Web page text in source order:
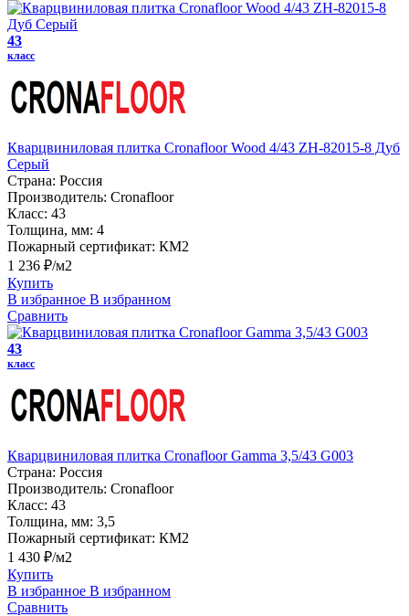
43
класс
Кварцвиниловая плитка Cronafloor Wood 4/43 ZH-82015-8 Дуб
Серый
Страна: Россия
Производитель: Cronafloor
Класс: 43
Толщина, мм: 4
Пожарный сертификат: КМ2
1 236 ₽/м2
Купить
В избранное В избранном
Сравнить
43
класс
Кварцвиниловая плитка Cronafloor Gamma 3,5/43 G003
Страна: Россия
Производитель: Cronafloor
Класс: 43
Толщина, мм: 3,5
Пожарный сертификат: КМ2
1 430 ₽/м2
Купить
В избранное В избранном
Сравнить